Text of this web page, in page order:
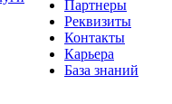
Партнеры
Реквизиты
Контакты
Карьера
База знаний